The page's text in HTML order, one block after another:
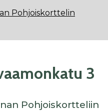
Pohjoiskorttelin
3
Pohjoiskortteliin